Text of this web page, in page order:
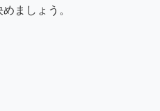
ましょう。